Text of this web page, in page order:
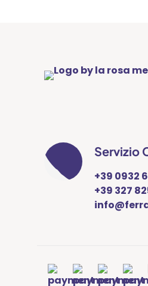
Servizio
+39 0932
+39 327